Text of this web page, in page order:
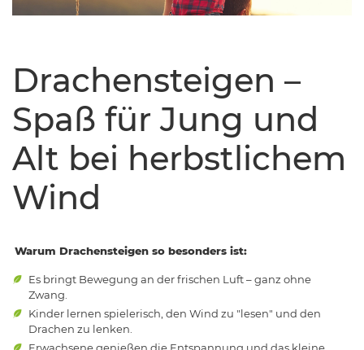
Drachensteigen –
Spaß für Jung und
Alt bei herbstlichem
Wind
Warum Drachensteigen so besonders ist:
Es bringt Bewegung an der frischen Luft – ganz ohne
Zwang.
Kinder lernen spielerisch, den Wind zu "lesen" und den
Drachen zu lenken.